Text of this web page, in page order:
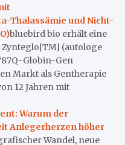
Thalassämie und Nicht-
bluebird bio erhält eine
(autologe
Globin-Gen
Markt als Gentherapie
12 Jahren mit
Warum der
Anlegerherzen höher
Wandel, neue